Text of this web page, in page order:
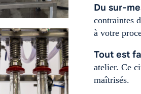
Du sur-
contraintes
à votre
Tout est
atelier. Ce
maîtrisés.